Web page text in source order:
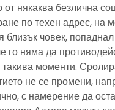
някаква безлична
по техен адрес, на
близък човек,
го няма да
такива моменти.
не се промени,
с намерение да